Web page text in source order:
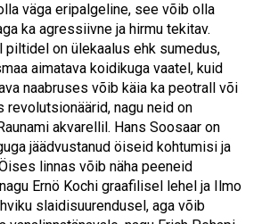
väga eripalgeline, see võib olla
ka agressiivne ja hirmu tekitav.
piltidel on ülekaalus ehk sumedus,
aimatava koidikuga vaatel, kuid
naabruses võib käia ka peotrall või
revolutsionäärid, nagu neid on
akvarellil. Hans Soosaar on
jäädvustanud öiseid kohtumisi ja
linnas võib näha peeneid
Ernö Kochi graafilisel lehel ja Ilmo
slaidisuurendusel, aga võib